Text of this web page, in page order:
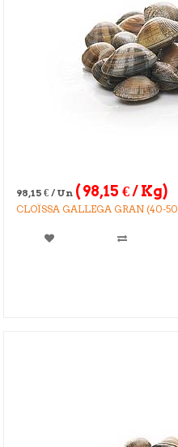
98,15 € / Un (98,15 €/ Kg)
CLOÏSSA GALLEGA GRAN (40-